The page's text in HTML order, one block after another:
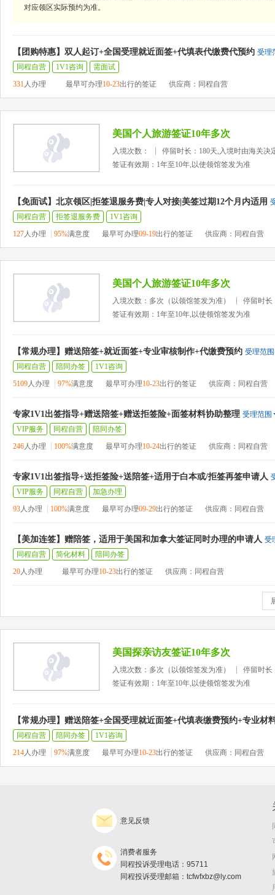
对应领区实际预约为准。
【团购特惠】双人起订+全国受理就近面签+代填表代缴费代预约 受理
同程自营
1V1咨询
需面试
331人办理 最早可办理10-23出行的签证 供应商：同程自营
美国个人旅游签证10年多次
入境次数：
停留时长：180天,入境时由海关决
签证有效期：1年至10年,以使领馆签发为准
【免面试】北京领区|拒签退服务费|专人对接|美签过期12个月内适用
同程自营
拒签退服务费
1V1咨询
127人办理 95%满意度 最早可办理09-19出行的签证 供应商：同程自营
美国个人旅游签证10年多次
入境次数：多次（以领馆签发为准）
停留时长
签证有效期：1年至10年,以使领馆签发为准
【常规办理】赠送陪签+就近面签+专业审核制作+代缴费预约 受理范围
同程自营
陪同办签
1V1咨询
5109人办理 97%满意度 最早可办理10-23出行的签证 供应商：同程自营
专家1V1出签指导+赠送陪签+赠送拒签险+面签材料协助整理 受理范围
VIP服务
同程自营
陪同办签
246人办理 100%满意度 最早可办理10-24出行的签证 供应商：同程自营
专家1V1出签指导+送拒签险+送陪签+适用于白本或/拒签再签申请人
VIP服务
同程自营
加急办理
93人办理 100%满意度 最早可办理09-29出行的签证 供应商：同程自营
【美加连签】赠陪签，适用于美国和加拿大签证同时办理的申请人 受
同程自营
简化材料
陪同办签
20人办理 最早可办理10-23出行的签证 供应商：同程自营
美国探亲访友签证10年多次
入境次数：多次（以领馆签发为准）
停留时长
签证有效期：1年至10年,以使领馆签发为准
【常规办理】赠送陪签+全国受理就近面签+代填表缴费预约+专业材
同程自营 陪同办签
1V1咨询
214人办理 97%满意度 最早可办理10-23出行的签证 供应商：同程自营
意见反馈
消费者服务
同程投诉受理电话：95711
同程投诉受理邮箱：tcfwfxbz@ly.com